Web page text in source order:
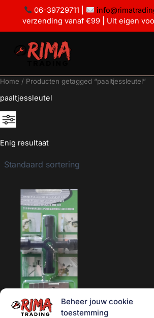
06-39729711 |
verzending vanaf €99 | Uit eigen
Beheer jouw cookie
toestemming
Home / Producten getagged “paaltjessleutel”
paaltjessleutel
Geen categorie
Mancave decoratie
Modelauto's
Aanhanger onderdelen
Afzetmateriaal
Automotive
Bakken
Bakken gebruikt
Enig resultaat
Schakelkastsleutel /